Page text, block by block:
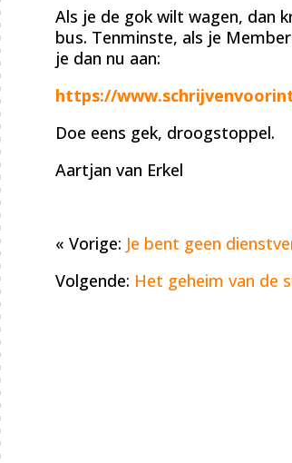
Als je de gok wilt wagen, dan
bus. Tenminste, als je
je dan nu aan:
https://
Doe eens gek, droogstoppel.
Aartjan van Erkel
« Vorige: Je bent geen
Volgende: Het geheim van de